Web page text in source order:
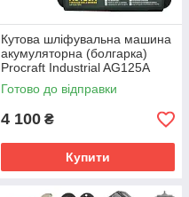
Кутова шліфувальна машина
акумуляторна (болгарка)
Procraft Industrial AG125A
Кейс
Готово до відправки
4 100 ₴
Купити